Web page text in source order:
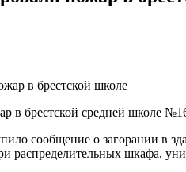
в брестской средней школе
сообщение о загорании в
распределительных шкафа,